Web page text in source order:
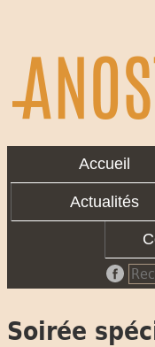
Accueil
Actualités
Soirée